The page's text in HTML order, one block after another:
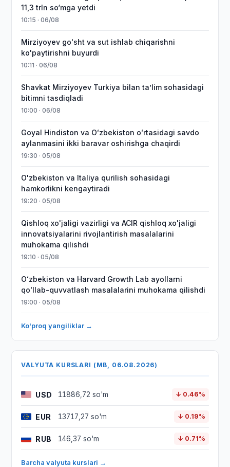
11,3 trln so‘mga yetdi
10:15 · 06/08
Mirziyoyev go'sht va sut ishlab chiqarishni
ko'paytirishni buyurdi
10:11 · 06/08
Shavkat Mirziyoyev Turkiya bilan taʼlim sohasidagi
bitimni tasdiqladi
10:00 · 06/08
Goyal Hindiston va Oʻzbekiston oʻrtasidagi savdo
aylanmasini ikki baravar oshirishga chaqirdi
19:30 · 05/08
O'zbekiston va Italiya qurilish sohasidagi
hamkorlikni kengaytiradi
19:20 · 05/08
Qishloq xo'jaligi vazirligi va ACIR qishloq xo'jaligi
innovatsiyalarini rivojlantirish masalalarini
muhokama qilishdi
19:10 · 05/08
Oʻzbekiston va Harvard Growth Lab ayollarni
qoʻllab-quvvatlash masalalarini muhokama qilishdi
19:00 · 05/08
Ko'proq yangiliklar →
VALYUTA KURSLARI (MB, 06.08.2026)
USD 11886,72 so'm ↓ 0.46%
EUR 13717,27 so'm ↓ 0.19%
RUB 146,37 so'm ↓ 0.71%
Barcha valyuta kurslari →